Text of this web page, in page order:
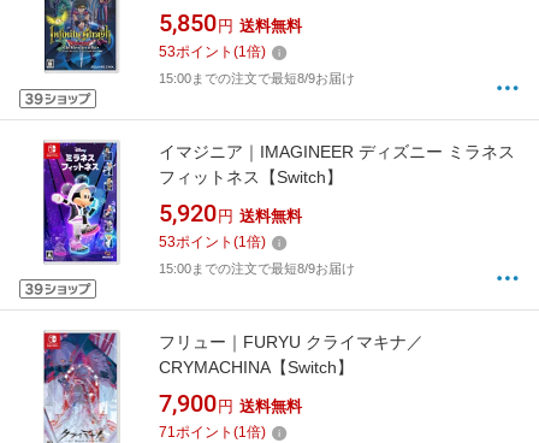
の大冒険【Switch】
5,850 円 送料無料
53ポイント (1倍)
15:00までの注文で最短8/9お届け
イマジニア｜IMAGINEER ディズニー ミラネス
フィットネス【Switch】
5,920 円 送料無料
53ポイント (1倍)
15:00までの注文で最短8/9お届け
フリュー｜FURYU クライマキナ／
CRYMACHINA【Switch】
7,900 円 送料無料
71ポイント (1倍)